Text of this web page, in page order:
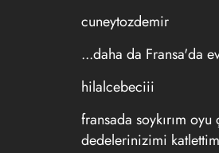
cuneytozdemir
...daha da Fransa'da
hilalcebeciii
fransada soykırım oyu
dedelerinizimi